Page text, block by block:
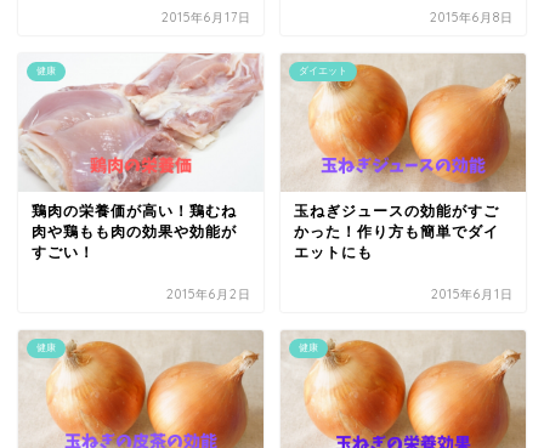
2015年6月17日 2015年6月8日
健康
鶏肉の栄養価が高い！鶏むね
肉や鶏もも肉の効果や効能が
すごい！
2015年6月2日
ダイエット
玉ねぎジュースの効能がすご
かった！作り方も簡単でダイ
エットにも
2015年6月1日
健康 健康